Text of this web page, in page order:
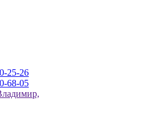
25-26
68-05